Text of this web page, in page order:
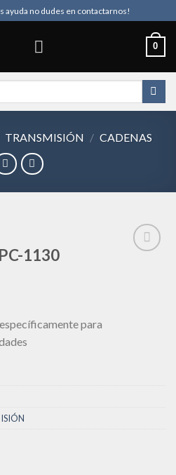
ayuda no dudes en contactarnos!
0
TRANSMISIÓN / CADENAS
1130
para